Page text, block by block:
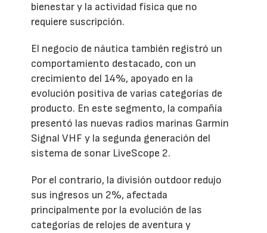
bienestar y la actividad física que no
requiere suscripción.
El negocio de náutica también registró un
comportamiento destacado, con un
crecimiento del 14%, apoyado en la
evolución positiva de varias categorías de
producto. En este segmento, la compañía
presentó las nuevas radios marinas Garmin
Signal VHF y la segunda generación del
sistema de sonar LiveScope 2.
Por el contrario, la división outdoor redujo
sus ingresos un 2%, afectada
principalmente por la evolución de las
categorías de relojes de aventura y